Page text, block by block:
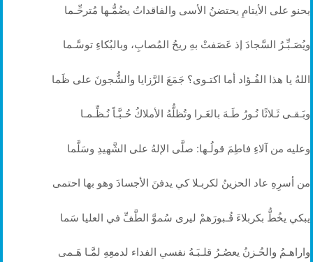
يحنو على الأيتامِ يحتضنُ الأسى والفاقداتُ يضُمُّـها مُترحِّـما
ويُصَـبِّـرُ السَّجادَ إذ عَصَفتْ بهِ ريحُ المُصابِ، وبالبُكاءِ توسَّـما
اللهُ يا هذا الفُـؤاد أما اكتـوى؟ جَمَعَ الرَّزايا والشُّجونَ على ظَما
وبَـقـى ثَـلاثًا نُـورُ طَـهَ بالعَـرا وتُظلُّهُ الأملاكُ حُـبَّـاً نُـظِّـمـا
وعليه من آلاءِ فاطِمَ قولُـها: صلَّى الإلهُ على الشَّهيدِ وسَلَّما
من أسرِهِ عاد الحزينُ لكربـلا كي يدفنَ الأجسادَ وهو بها احتمى
يبكي يخُطُّ بكربلاءَ قُـبورَهمْ ليرى سُموَّ الطَّفِّ في العليا سَما
واراهـمُ والحُـزنُ يعصُـرُ قلـبَـهُ نفسي الفداء لدمعِهِ لمَّـا هَـمى